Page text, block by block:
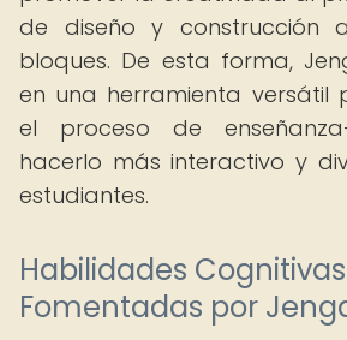
de diseño y construcción
bloques. De esta forma,
en una herramienta versátil
el proceso de
hacerlo más interactivo y
estudiantes.
Habilidades
Fomentadas por